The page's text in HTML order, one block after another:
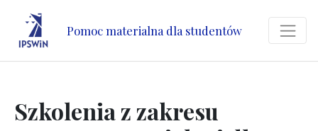
Pomoc materialna dla studentów
Szkolenia z zakresu